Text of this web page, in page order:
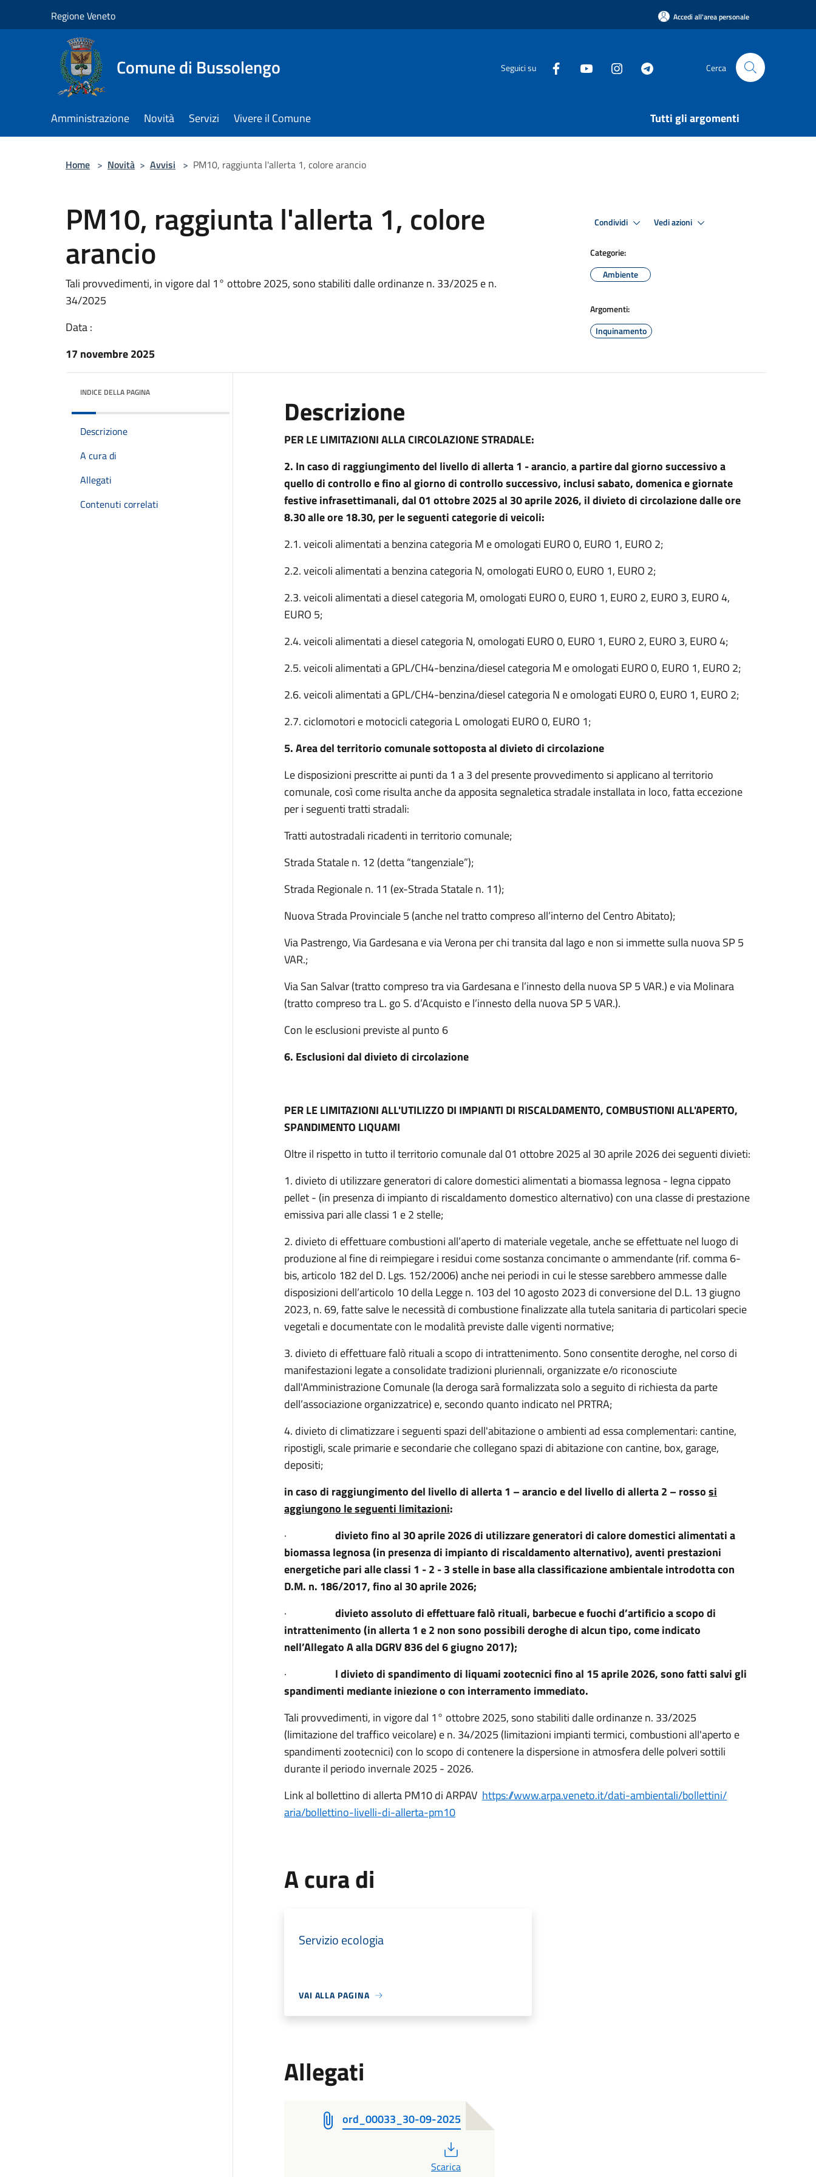
Regione Veneto Accedi all'area personale
Comune di Bussolengo Seguici su Cerca
Amministrazione Novità Servizi Vivere il Comune Tutti gli argomenti
Home > Novità > Avvisi > PM10, raggiunta l'allerta 1, colore arancio
PM10, raggiunta l'allerta 1, colore
arancio
Tali provvedimenti, in vigore dal 1° ottobre 2025, sono stabiliti dalle ordinanze n. 33/2025 e n.
34/2025
Data :
17 novembre 2025
Condividi Vedi azioni
Categorie:
Ambiente
Argomenti:
Inquinamento
INDICE DELLA PAGINA
Descrizione
A cura di
Allegati
Contenuti correlati
Descrizione
PER LE LIMITAZIONI ALLA CIRCOLAZIONE STRADALE:
2. In caso di raggiungimento del livello di allerta 1 - arancio,a partire dal giorno successivo a
quello di controllo e fino al giorno di controllo successivo, inclusi sabato, domenica e giornate
festive infrasettimanali, dal 01 ottobre 2025 al 30 aprile 2026, il divieto di circolazione dalle ore
8.30 alle ore 18.30, per le seguenti categorie di veicoli:
2.1. veicoli alimentati a benzina categoria M e omologati EURO 0, EURO 1, EURO 2;
2.2. veicoli alimentati a benzina categoria N, omologati EURO 0, EURO 1, EURO 2;
2.3. veicoli alimentati a diesel categoria M, omologati EURO 0, EURO 1, EURO 2, EURO 3, EURO 4,
EURO 5;
2.4. veicoli alimentati a diesel categoria N, omologati EURO 0, EURO 1, EURO 2, EURO 3, EURO 4;
2.5. veicoli alimentati a GPL/CH4-benzina/diesel categoria M e omologati EURO 0, EURO 1, EURO 2;
2.6. veicoli alimentati a GPL/CH4-benzina/diesel categoria N e omologati EURO 0, EURO 1, EURO 2;
2.7. ciclomotori e motocicli categoria L omologati EURO 0, EURO 1;
5. Area del territorio comunale sottoposta al divieto di circolazione
Le disposizioni prescritte ai punti da 1 a 3 del presente provvedimento si applicano al territorio
comunale, così come risulta anche da apposita segnaletica stradale installata in loco, fatta eccezione
per i seguenti tratti stradali:
Tratti autostradali ricadenti in territorio comunale;
Strada Statale n. 12 (detta “tangenziale”);
Strada Regionale n. 11 (ex-Strada Statale n. 11);
Nuova Strada Provinciale 5 (anche nel tratto compreso all’interno del Centro Abitato);
Via Pastrengo, Via Gardesana e via Verona per chi transita dal lago e non si immette sulla nuova SP 5
VAR.;
Via San Salvar (tratto compreso tra via Gardesana e l’innesto della nuova SP 5 VAR.) e via Molinara
(tratto compreso tra L. go S. d’Acquisto e l’innesto della nuova SP 5 VAR.).
Con le esclusioni previste al punto 6
6. Esclusioni dal divieto di circolazione
PER LE LIMITAZIONI ALL'UTILIZZO DI IMPIANTI DI RISCALDAMENTO, COMBUSTIONI ALL'APERTO,
SPANDIMENTO LIQUAMI
Oltre il rispetto in tutto il territorio comunale dal 01 ottobre 2025 al 30 aprile 2026 dei seguenti divieti:
1. divieto di utilizzare generatori di calore domestici alimentati a biomassa legnosa - legna cippato
pellet - (in presenza di impianto di riscaldamento domestico alternativo) con una classe di prestazione
emissiva pari alle classi 1 e 2 stelle;
2. divieto di effettuare combustioni all’aperto di materiale vegetale, anche se effettuate nel luogo di
produzione al fine di reimpiegare i residui come sostanza concimante o ammendante (rif. comma 6-
bis, articolo 182 del D. Lgs. 152/2006) anche nei periodi in cui le stesse sarebbero ammesse dalle
disposizioni dell’articolo 10 della Legge n. 103 del 10 agosto 2023 di conversione del D.L. 13 giugno
2023, n. 69, fatte salve le necessità di combustione finalizzate alla tutela sanitaria di particolari specie
vegetali e documentate con le modalità previste dalle vigenti normative;
3. divieto di effettuare falò rituali a scopo di intrattenimento. Sono consentite deroghe, nel corso di
manifestazioni legate a consolidate tradizioni pluriennali, organizzate e/o riconosciute
dall'Amministrazione Comunale (la deroga sarà formalizzata solo a seguito di richiesta da parte
dell’associazione organizzatrice) e, secondo quanto indicato nel PRTRA;
4. divieto di climatizzare i seguenti spazi dell'abitazione o ambienti ad essa complementari: cantine,
ripostigli, scale primarie e secondarie che collegano spazi di abitazione con cantine, box, garage,
depositi;
in caso di raggiungimento del livello di allerta 1 – arancio e del livello di allerta 2 – rossosi
aggiungono le seguenti limitazioni:
· divieto fino al 30 aprile 2026 di utilizzare generatori di calore domestici alimentati a
biomassa legnosa (in presenza di impianto di riscaldamento alternativo), aventi prestazioni
energetiche pari alle classi 1 - 2 - 3 stelle in base alla classificazione ambientale introdotta con
D.M. n. 186/2017, fino al 30 aprile 2026;
· divieto assoluto di effettuare falò rituali, barbecue e fuochi d’artificio a scopo di
intrattenimento (in allerta 1 e 2 non sono possibili deroghe di alcun tipo, come indicato
nell’Allegato A alla DGRV 836 del 6 giugno 2017);
· l divieto di spandimento di liquami zootecnici fino al 15 aprile 2026, sono fatti salvi gli
spandimenti mediante iniezione o con interramento immediato.
Tali provvedimenti, in vigore dal 1° ottobre 2025, sono stabiliti dalle ordinanze n. 33/2025
(limitazione del traffico veicolare) e n. 34/2025 (limitazioni impianti termici, combustioni all'aperto e
spandimenti zootecnici) con lo scopo di contenere la dispersione in atmosfera delle polveri sottili
durante il periodo invernale 2025 - 2026.
Link al bollettino di allerta PM10 di ARPAV https://www.arpa.veneto.it/dati-ambientali/bollettini/
aria/bollettino-livelli-di-allerta-pm10
A cura di
Servizio ecologia
VAI ALLA PAGINA
Allegati
ord_00033_30-09-2025
Scarica